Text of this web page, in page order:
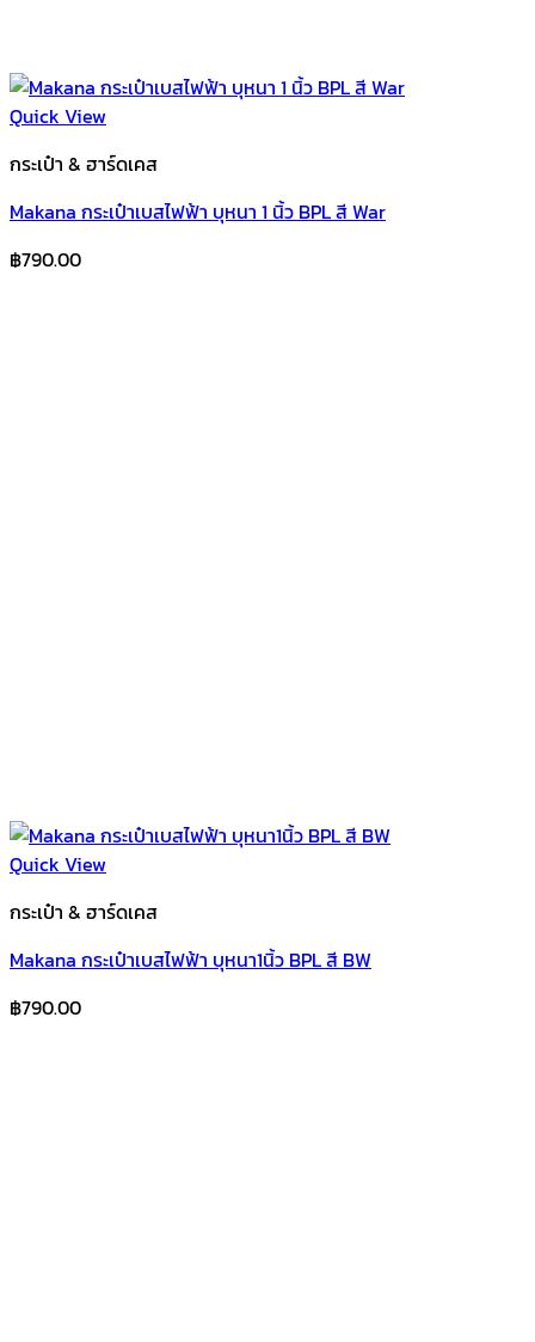
Quick View
กระเป๋า & ฮาร์ดเคส
Makana กระเป๋าเบสไฟฟ้า บุหนา 1 นิ้ว BPL สี War
฿790.00
Quick View
กระเป๋า & ฮาร์ดเคส
Makana กระเป๋าเบสไฟฟ้า บุหนา1นิ้ว BPL สี BW
฿790.00